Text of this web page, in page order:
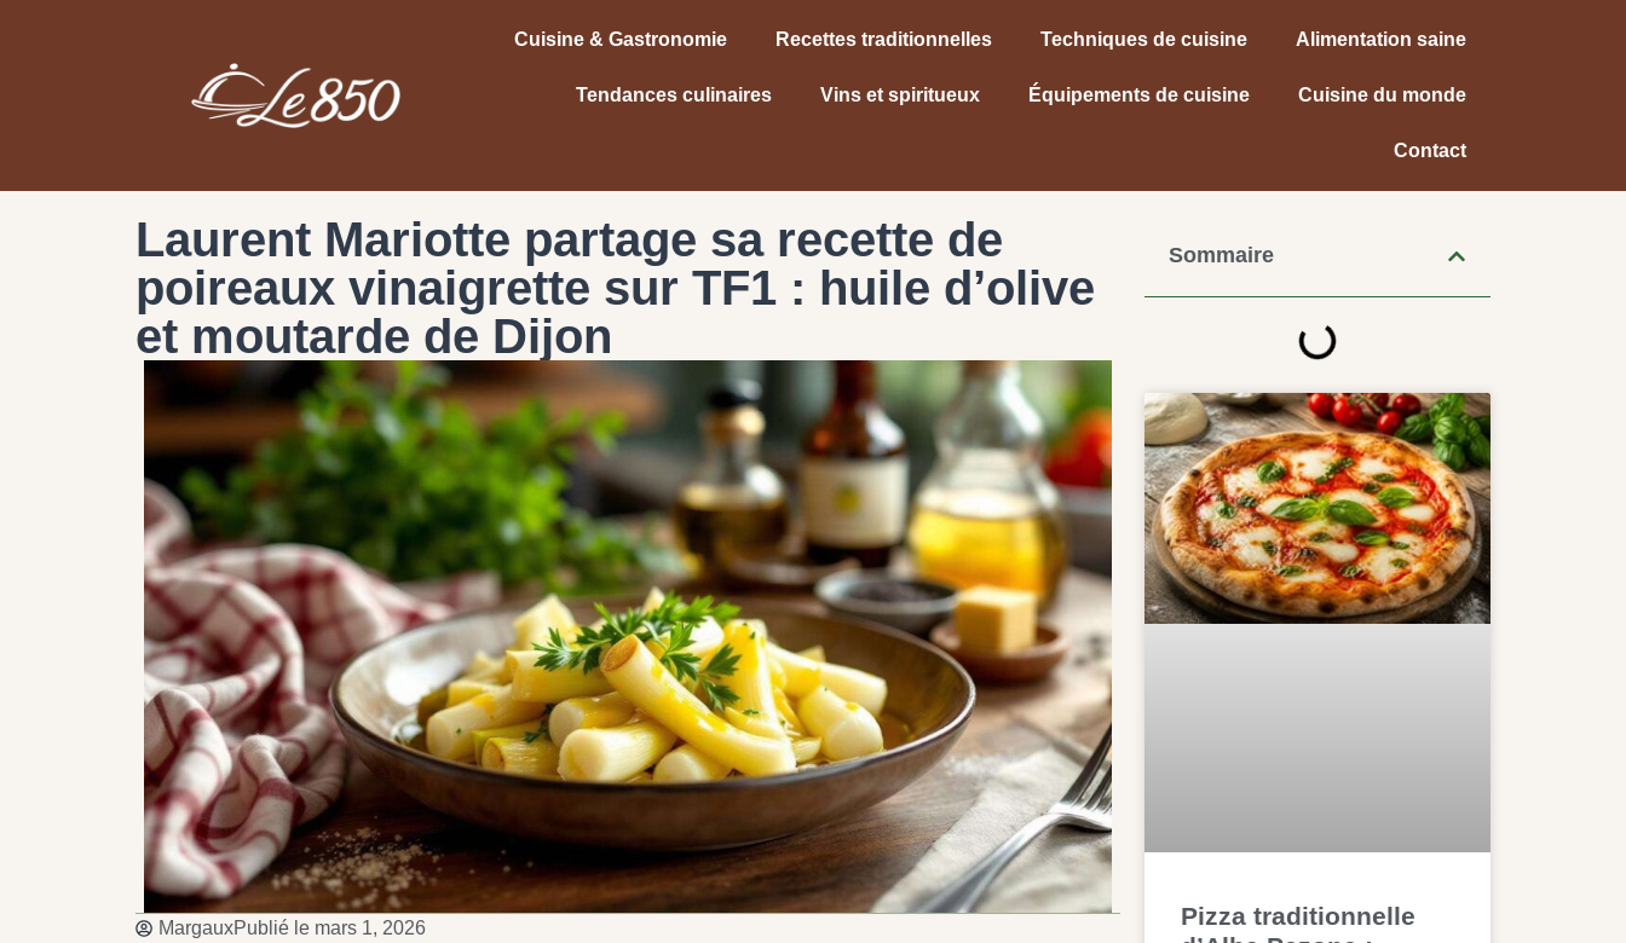
Cuisine & Gastronomie Recettes traditionnelles Techniques de cuisine Alimentation saine
Tendances culinaires Vins et spiritueux Équipements de cuisine Cuisine du monde
Contact
Sommaire
Pizza traditionnelle
Laurent Mariotte partage sa recette de
poireaux vinaigrette sur TF1 : huile d’olive
et moutarde de Dijon
MargauxPublié le mars 1, 2026